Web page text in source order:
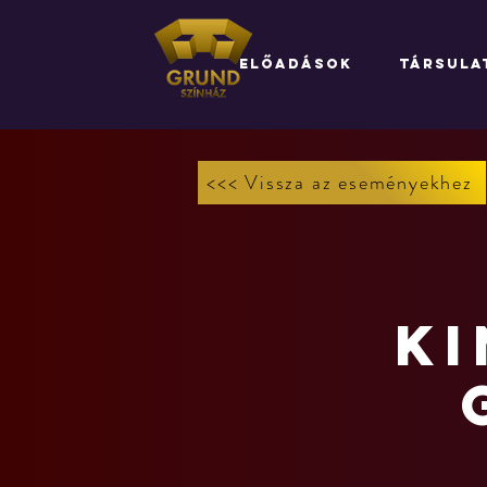
ELŐADÁSOK
<<< Vissza az eseményekhez